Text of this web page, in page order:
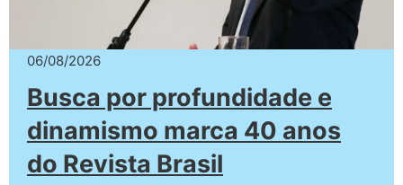
06/08/2026
Busca por profundidade e
dinamismo marca 40 anos
do Revista Brasil